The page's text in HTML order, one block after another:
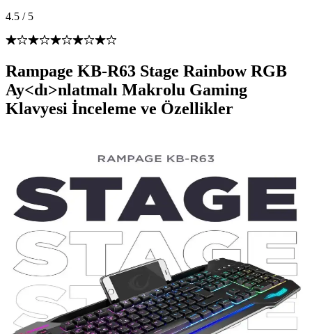
4.5 / 5
Rampage KB-R63 Stage Rainbow RGB
Ay<dı>nlatmalı Makrolu Gaming
Klavyesi İnceleme ve Özellikler